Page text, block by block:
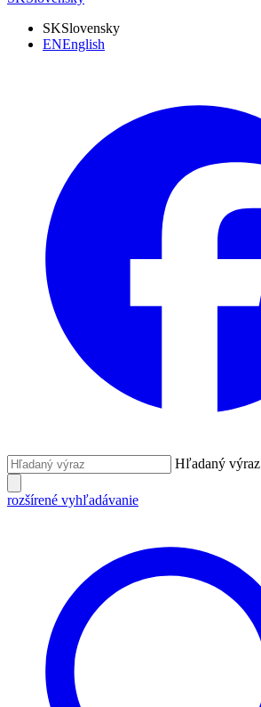
SKSlovensky
ENEnglish
Hľadaný výraz
rozšírené vyhľadávanie